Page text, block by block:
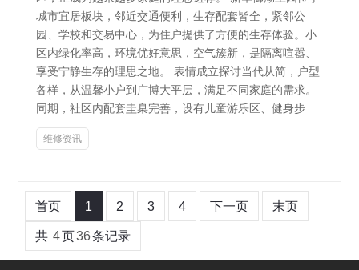
城市宜居板块，邻近交通便利，生存配套皆全，紧邻公
园、学校和交易中心，为住户提供了方便的生存体验。小
区内绿化率高，环境优好意思，空气簇新，是隔离喧嚣、
享受宁静生存的理思之地。 表情成立探讨当代从简，户型
各样，从温馨小户到广博大平层，满足不同家庭的需求。
同期，社区内配套圭臬完善，设有儿童游乐区、健身步
维修资讯
首页 1 2 3 4 下一页 末页
共 4页36条记录